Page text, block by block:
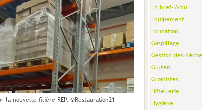
la nouvelle filière REP. ©Restauration21
En bref- Actu
Equipement
Formation
Gaspillage
Gestion des
Gluten
Grossistes
Hôtellerie
Hygiène